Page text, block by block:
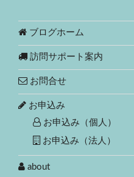
ブログホーム
訪問サポート案内
お問合せ
お申込み
お申込み（個人）
お申込み（法人）
about